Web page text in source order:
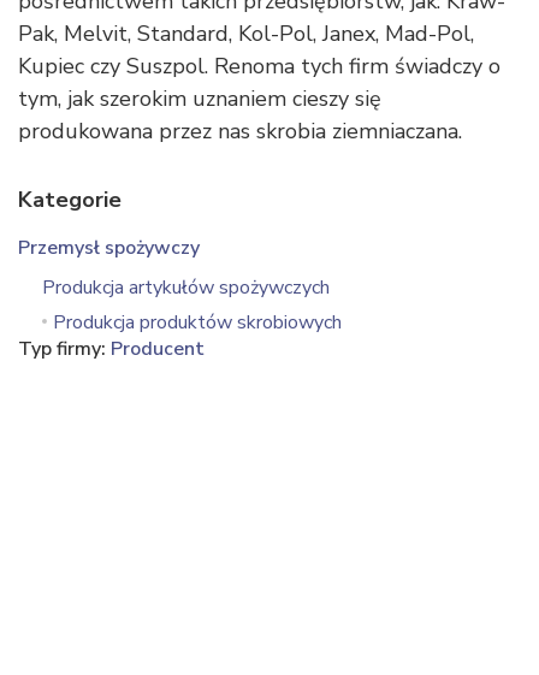
Pak, Melvit, Standard, Kol-Pol, Janex, Mad-Pol,
Kupiec czy Suszpol. Renoma tych firm świadczy o
tym, jak szerokim uznaniem cieszy się
produkowana przez nas skrobia ziemniaczana.
Kategorie
Przemysł spożywczy
Produkcja artykułów spożywczych
Produkcja produktów skrobiowych
Typ firmy: Producent